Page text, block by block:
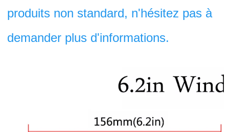
produits non standard, n'hésitez pas à
demander plus d'informations.